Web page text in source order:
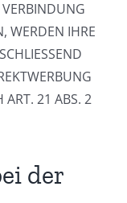
WERDEN IHRE
ART. 21 ABS. 2
der